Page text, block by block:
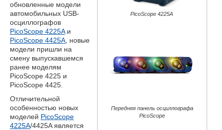
PicoScope 4225A
Передняя панель осциллографа
PicoScope
обновленные модели
автомобильных USB-
осциллографов
PicoScope 4225Aи
PicoScope 4425A , новые
модели пришли на
смену выпускавшемся
ранее моделям
PicoScope 4225 и
PicoScope 4425.
Отличительной
особенностью новых
моделей PicoScope
4225A/4425A является